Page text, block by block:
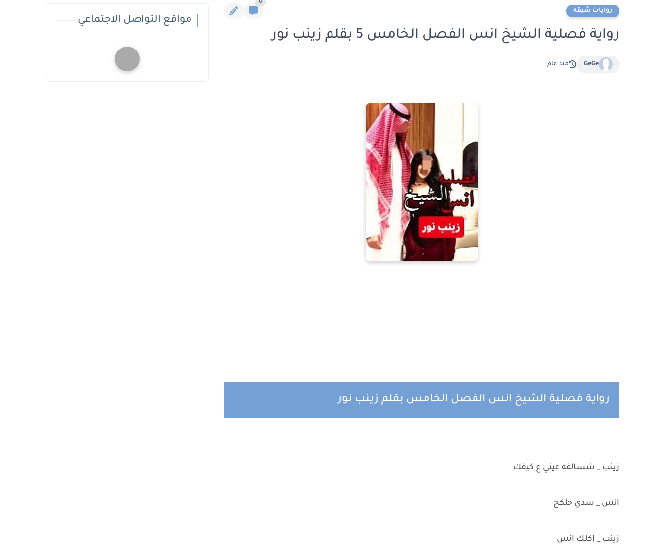
روايات شيقه
0
رواية فصلية الشيخ انس الفصل الخامس 5 بقلم زينب نور
GeGe منذ عام
رواية فصلية الشيخ انس الفصل الخامس بقلم زينب نور
زينب _ شسالفه عيني ع كيفك
انس _ سدي حلكج
زينب _ اكلك انس
مواقع التواصل الاجتماعي